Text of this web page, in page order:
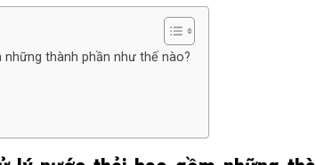
thành phần như thế nào?